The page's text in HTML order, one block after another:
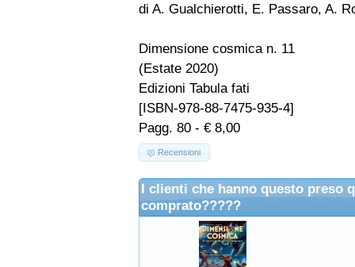
di A. Gualchierotti, E. Passaro, A.
Dimensione cosmica n. 11
(Estate 2020)
Edizioni Tabula fati
[ISBN-978-88-7475-935-4]
Pagg. 80 - € 8,00
Recensioni
I clienti che hanno questo preso
comprato?????